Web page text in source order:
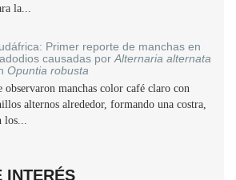
la...
Primer reporte de manchas en
causadas por Alternaria alternata
Opuntia robusta
observaron manchas color café claro con
alternos alrededor, formando una costra,
los...
INTERÉS